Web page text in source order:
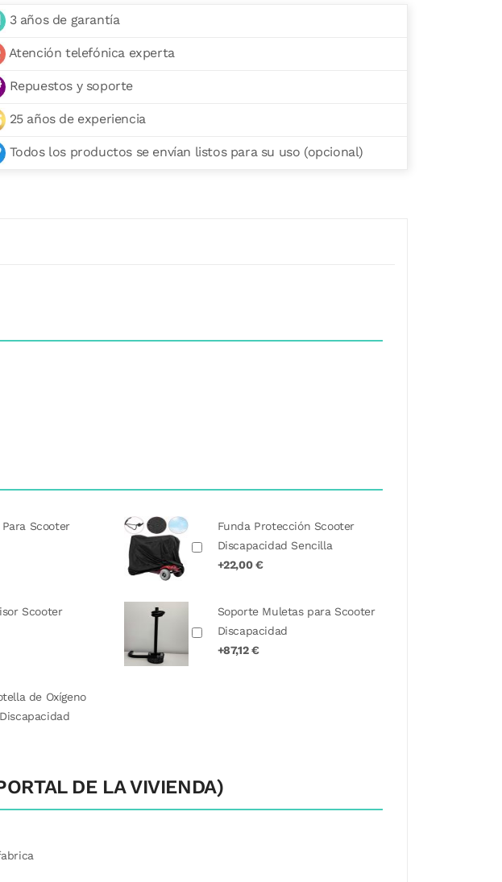
3 años de garantía
Atención telefónica experta
Repuestos y soporte
25 años de experiencia
Todos los productos se envían listos para su uso (opcional)
Scooter
Funda Protección Scooter
Discapacidad Sencilla
+22,00 €
Scooter
Soporte Muletas para Scooter
Discapacidad
+87,12 €
de Oxígeno
DE LA VIVIENDA)